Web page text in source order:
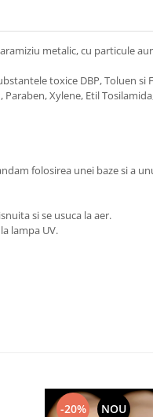
metalic, cu particule
toxice DBP, Toluen si
Xylene, Etil
folosirea unei baze si a
si se usuca la aer.
lampa UV.
-20% NOU